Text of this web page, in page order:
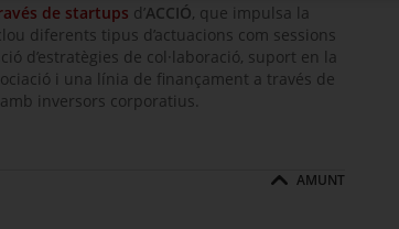
de startups d’ACCIÓ, que impulsa la
diferents tipus d’actuacions com sessions
d’estratègies de col·laboració, suport en la
i una línia de finançament a través de
inversors corporatius.
AMUNT